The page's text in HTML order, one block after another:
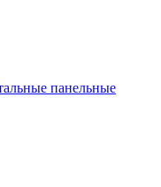
панельные